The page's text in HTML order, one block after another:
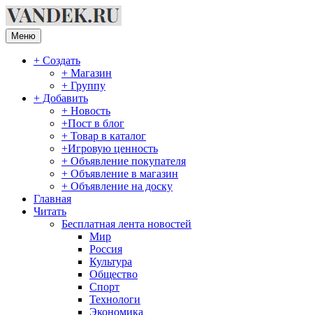
Перейти
к
содержимому
Меню
+ Создать
+ Магазин
+ Группу
+ Добавить
+ Новость
+Пост в блог
+ Товар в каталог
+Игровую ценность
+ Объявление покупателя
+ Объявление в магазин
+ Объявление на доску
Главная
Читать
Бесплатная лента новостей
Мир
Россия
Культура
Общество
Спорт
Технологи
Экономика